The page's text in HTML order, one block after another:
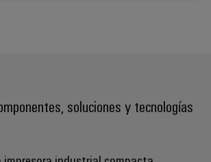
soluciones y tecnologías